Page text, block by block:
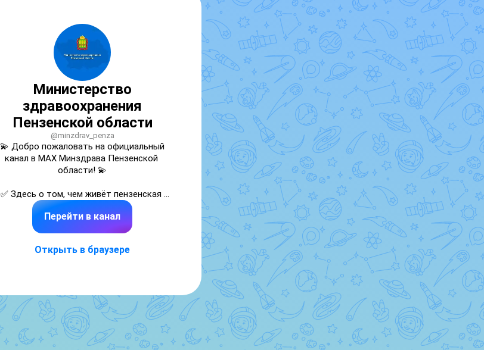
Министерство
здравоохранения
Пензенской области
@minzdrav_penza
💫 Добро пожаловать на официальный
канал в MAX Минздрава Пензенской
области! 💫
✅ Здесь о том, чем живёт пензенская
медицина
Сайт✔️: https://health.pnzreg.ru/
Ссылки на социальные сети 🔗
Перейти в канал
Открыть в браузере